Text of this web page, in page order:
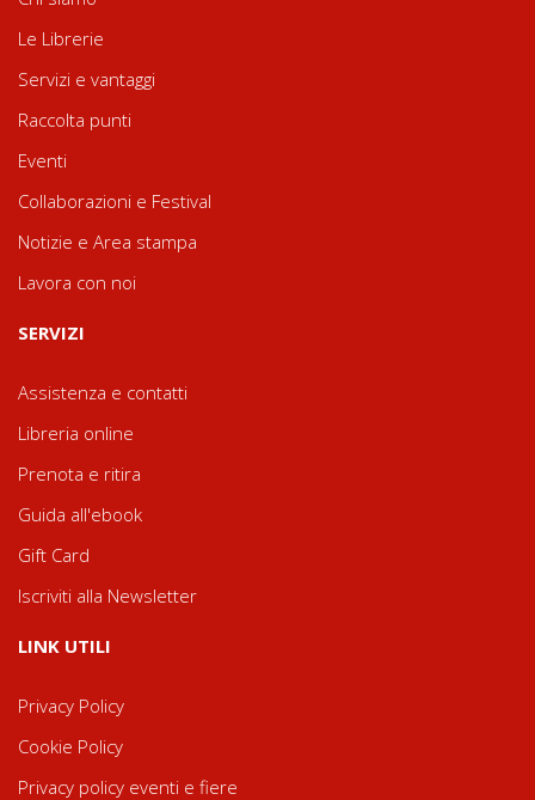
Le Librerie
Servizi e vantaggi
Raccolta punti
Eventi
Collaborazioni e Festival
Notizie e Area stampa
Lavora con noi
SERVIZI
Assistenza e contatti
Libreria online
Prenota e ritira
Guida all'ebook
Gift Card
Iscriviti alla Newsletter
LINK UTILI
Privacy Policy
Cookie Policy
Privacy policy eventi e fiere